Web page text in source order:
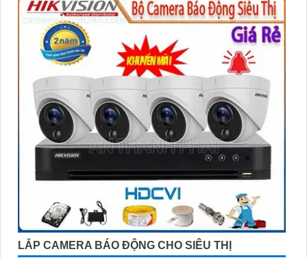
LẮP CAMERA BÁO ĐỘNG CHO SIÊU THỊ